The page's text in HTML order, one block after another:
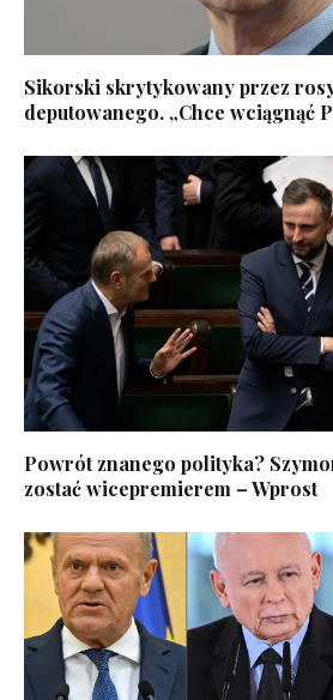
Sikorski skrytykowany przez
deputowanego. „Chce wciągnąć
Powrót znanego polityka?
zostać wicepremierem – Wprost